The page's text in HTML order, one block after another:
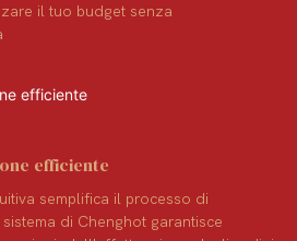
il tuo budget senza
efficiente
semplifica il processo di
di Chenghot garantisce